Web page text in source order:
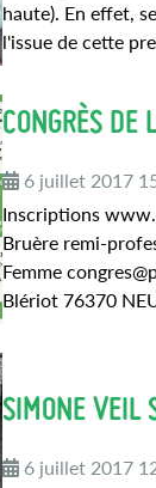
haute). En effet,
l'issue de cette
CONGRÈS
6 juillet 2017
Inscriptions
Bruère remi-
Femme
Blériot 76370
SIMONE VEIL
6 juillet 2017